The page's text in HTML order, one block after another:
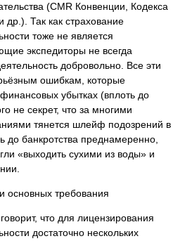
(CMR Конвенции, Кодекса
др.). Так как страхование
тоже не является
экспедиторы не всегда
добровольно. Все эти
ошибкам, которые
убытках (вплоть до
не секрет, что за многими
тянется шлейф подозрений в
до банкротства преднамеренно,
«выходить сухими из воды» и
основных требования
что для лицензирования
достаточно нескольких